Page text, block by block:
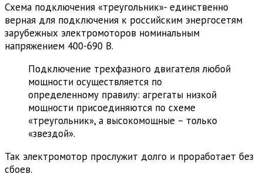
Схема подключения «треугольник»- единственно
верная для подключения к российским энергосетям
зарубежных электромоторов номинальным
напряжением 400-690 В.
Подключение трехфазного двигателя любой
мощности осуществляется по
определенному правилу: агрегаты низкой
мощности присоединяются по схеме
«треугольник», а высокомощные – только
«звездой».
Так электромотор прослужит долго и проработает без
сбоев.